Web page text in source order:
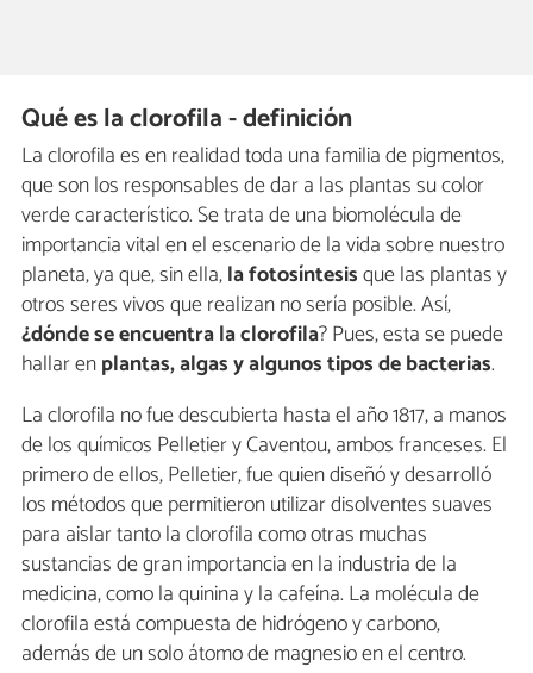
Qué es la clorofila - definición
La clorofila es en realidad toda una familia de pigmentos,
que son los responsables de dar a las plantas su color
verde característico. Se trata de una biomolécula de
importancia vital en el escenario de la vida sobre nuestro
planeta, ya que, sin ella,la fotosíntesisque las plantas y
otros seres vivos que realizan no sería posible. Así,
¿dónde se encuentra la clorofila? Pues, esta se puede
hallar enplantas, algas y algunos tipos de bacterias.
La clorofila no fue descubierta hasta el año 1817, a manos
de los químicos Pelletier y Caventou, ambos franceses. El
primero de ellos, Pelletier, fue quien diseñó y desarrolló
los métodos que permitieron utilizar disolventes suaves
para aislar tanto la clorofila como otras muchas
sustancias de gran importancia en la industria de la
medicina, como la quinina y la cafeína. La molécula de
clorofila está compuesta de hidrógeno y carbono,
además de un solo átomo de magnesio en el centro.